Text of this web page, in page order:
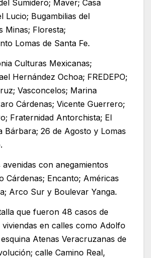
Sumidero; Maver; Casa
Lucio; Bugambilias del
Minas; Floresta;
Lomas de Santa Fe.
Culturas Mexicanas;
Hernández Ochoa; FREDEPO;
Vasconcelos; Marina
Cárdenas; Vicente Guerrero;
Fraternidad Antorchista; El
Bárbara; 26 de Agosto y Lomas
avenidas con anegamientos
Cárdenas; Encanto; Américas
Arco Sur y Boulevar Yanga.
que fueron 48 casos de
en calles como Adolfo
Atenas Veracruzanas de
calle Camino Real,